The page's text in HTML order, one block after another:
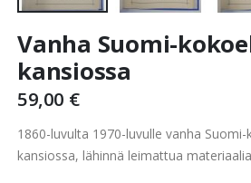
to
the
beginning
of
images
gallery
Vanha Suomi-
kansiossa
59,00 €
1860-luvulta 1970-luvulle vanha
kansiossa, lähinnä leimattua